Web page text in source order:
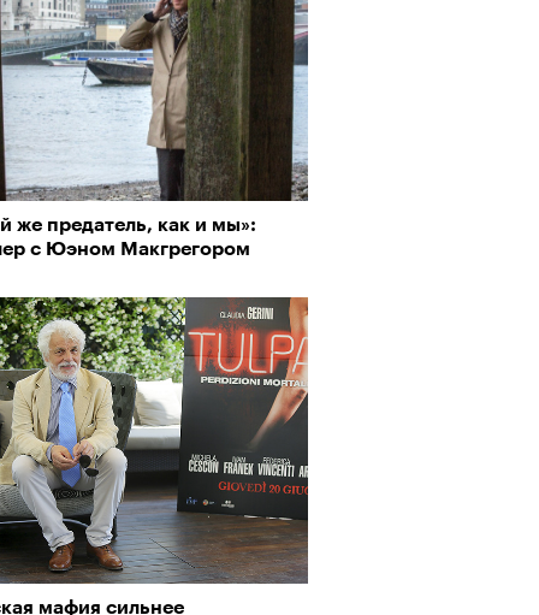
же предатель, как и мы»:
с Юэном Макгрегором
мафия сильнее